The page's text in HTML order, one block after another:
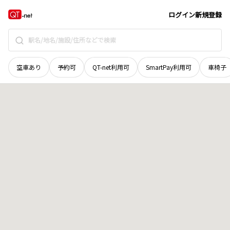
ログイン新規登録
空車あり 予約可 QT-net利用可 SmartPay利用可 車椅子
岩手県